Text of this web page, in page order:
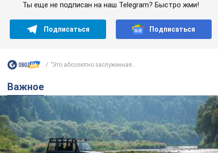
Ты еще не подписан на наш Telegram? Быстро жми!
Подписаться Подписаться
"Это абсолютно заслуженная...
Важное